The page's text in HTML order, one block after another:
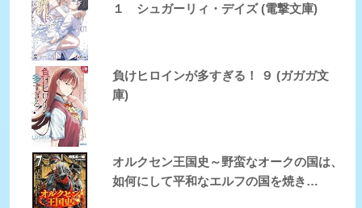
１ シュガーリィ・デイズ (電撃文庫)
負けヒロインが多すぎる！ ９ (ガガガ文
庫)
オルクセン王国史～野蛮なオークの国は、
如何にして平和なエルフの国を焼き…